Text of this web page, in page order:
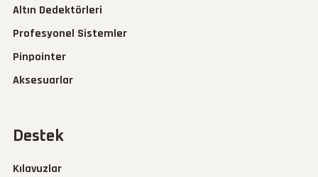
Altın Dedektörleri
Profesyonel Sistemler
Pinpointer
Aksesuarlar
Destek
Kılavuzlar